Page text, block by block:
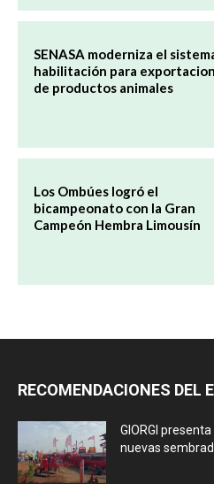
SENASA moderniza el
habilitación para
de productos animales
Los Ombúes logró el
bicampeonato con la Gran
Campeón Hembra Limousín
RECOMENDACIONES DEL
GIORGI
nuevas